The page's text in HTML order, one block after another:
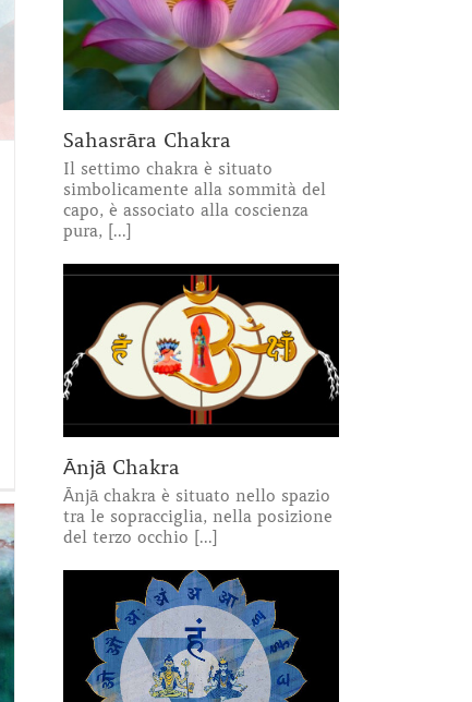
Sahasrāra Chakra
Il settimo chakra è situato
simbolicamente alla sommità del
capo, è associato alla coscienza
pura, [...]
Ānjā Chakra
Ānjā chakra è situato nello spazio
tra le sopracciglia, nella posizione
del terzo occhio [...]